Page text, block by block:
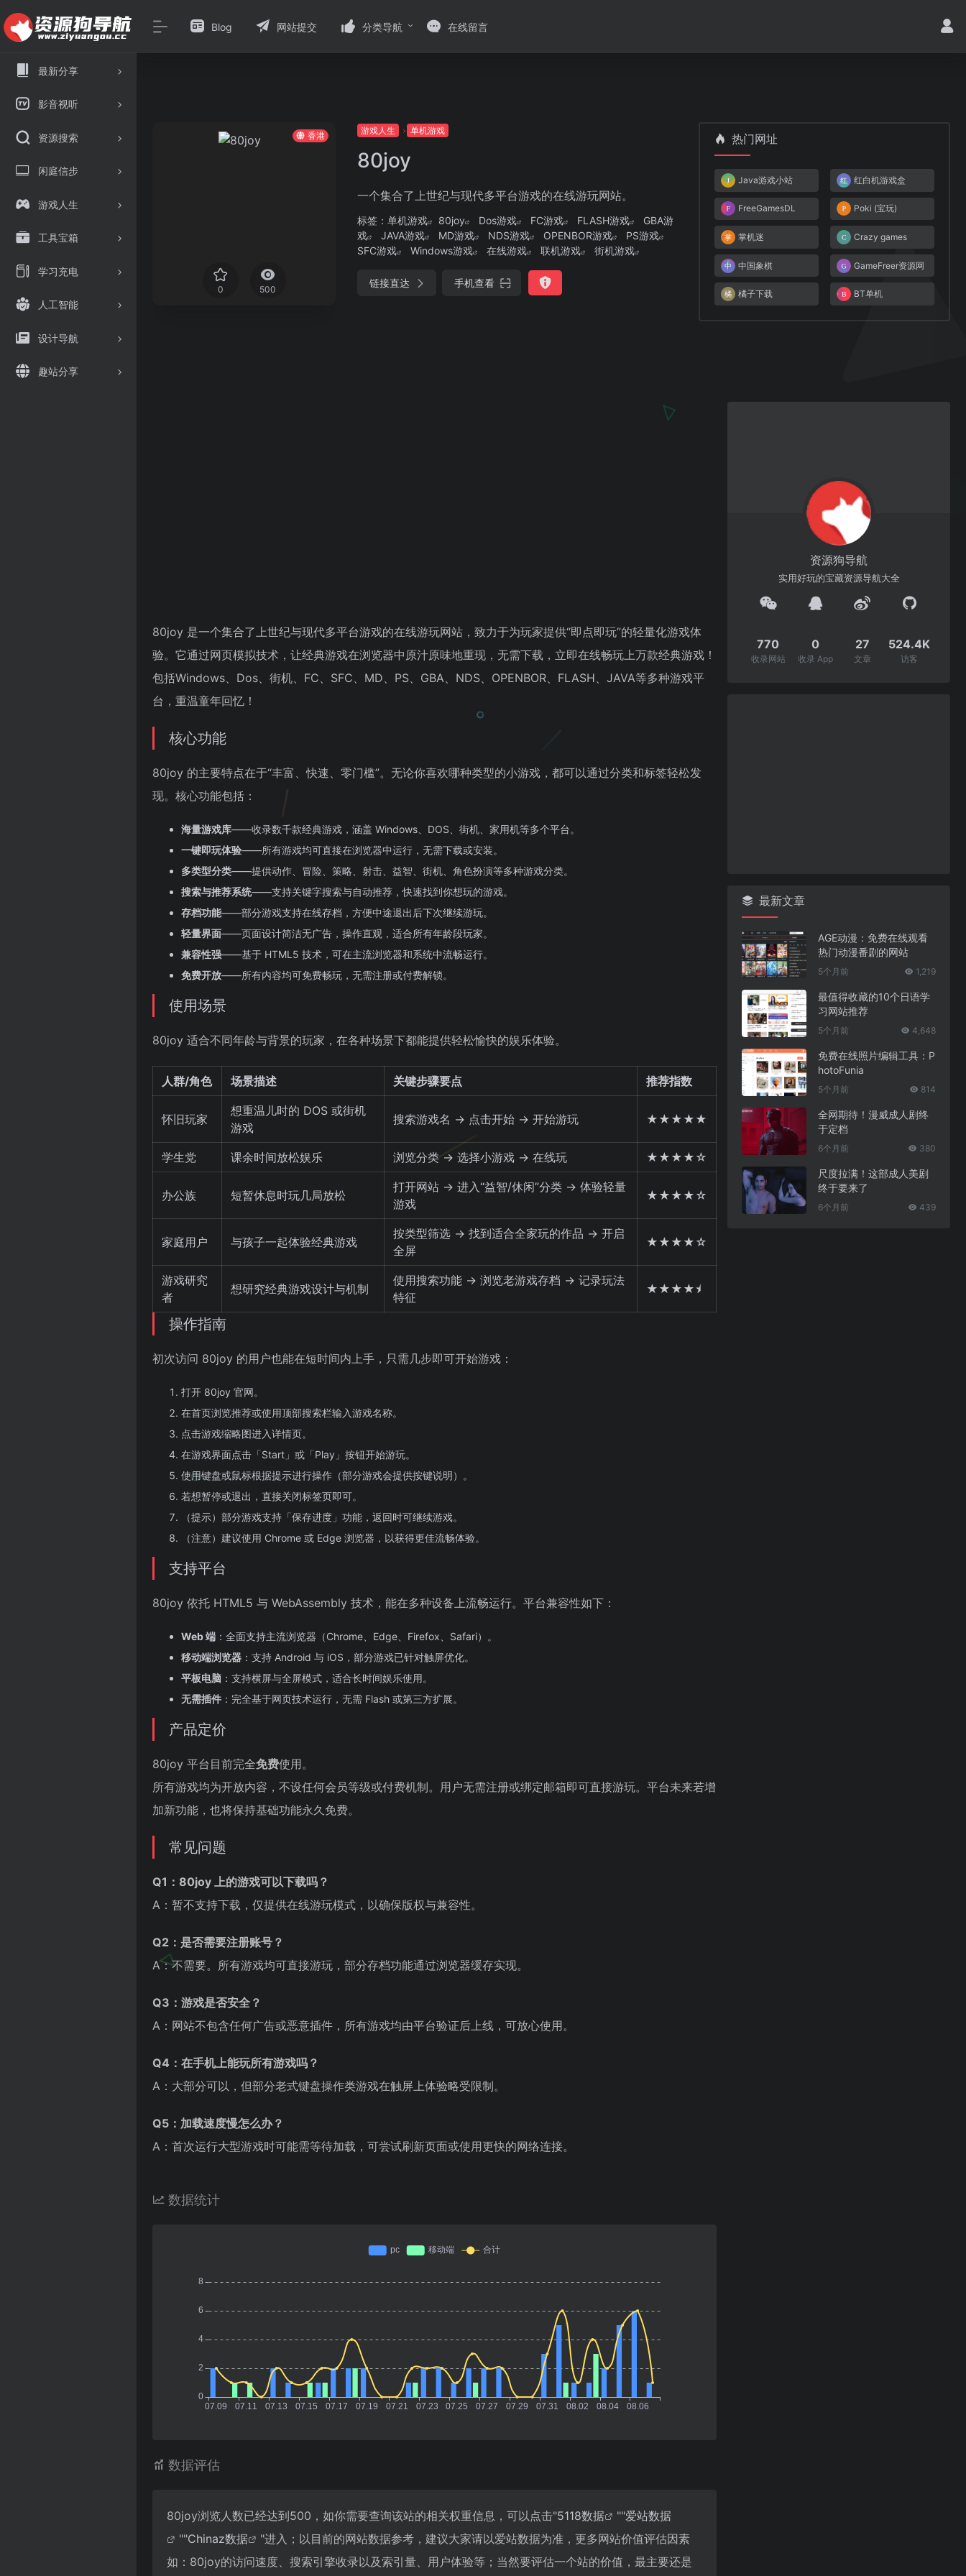
最新分享
影音视听
资源搜索
闲庭信步
游戏人生
工具宝箱
学习充电
人工智能
设计导航
趣站分享
Blog 网站提交 分类导航 在线留言
香港
0 500
游戏人生 单机游戏
80joy
一个集合了上世纪与现代多平台游戏的在线游玩网站。
标签： 单机游戏 80joy Dos游戏 FC游戏 FLASH游戏
GBA游
戏
JAVA游戏 MD游戏 NDS游戏 OPENBOR游戏
PS游戏
SFC游戏
Windows游戏 在线游戏 联机游戏 街机游戏
链接直达 手机查看
热门网址
Java游戏小站 红白机游戏盒
FreeGamesDL Poki (宝玩)
掌机迷 Crazy games
中国象棋 GameFreer资源网
橘子下载 BT单机
80joy 是一个集合了上世纪与现代多平台游戏的在线游玩网站，致力于为玩家提供“即点即玩”的轻量化游戏体
验。它通过网页模拟技术，让经典游戏在浏览器中原汁原味地重现，无需下载，立即在线畅玩上万款经典游戏！
包括Windows、Dos、街机、FC、SFC、MD、PS、GBA、NDS、OPENBOR、FLASH、JAVA等多种游戏平
台，重温童年回忆！
核心功能
80joy 的主要特点在于“丰富、快速、零门槛”。无论你喜欢哪种类型的小游戏，都可以通过分类和标签轻松发
现。核心功能包括：
海量游戏库——收录数千款经典游戏，涵盖 Windows、DOS、街机、家用机等多个平台。
一键即玩体验——所有游戏均可直接在浏览器中运行，无需下载或安装。
多类型分类——提供动作、冒险、策略、射击、益智、街机、角色扮演等多种游戏分类。
搜索与推荐系统——支持关键字搜索与自动推荐，快速找到你想玩的游戏。
存档功能——部分游戏支持在线存档，方便中途退出后下次继续游玩。
轻量界面——页面设计简洁无广告，操作直观，适合所有年龄段玩家。
兼容性强——基于 HTML5 技术，可在主流浏览器和系统中流畅运行。
免费开放——所有内容均可免费畅玩，无需注册或付费解锁。
使用场景
80joy 适合不同年龄与背景的玩家，在各种场景下都能提供轻松愉快的娱乐体验。
人群/角色 场景描述 关键步骤要点 推荐指数
怀旧玩家
想重温儿时的 DOS 或街机
游戏
搜索游戏名 → 点击开始 → 开始游玩 ★★★★★
学生党 课余时间放松娱乐 浏览分类 → 选择小游戏 → 在线玩 ★★★★☆
办公族 短暂休息时玩几局放松
打开网站 → 进入“益智/休闲”分类 → 体验轻量
游戏
★★★★☆
家庭用户 与孩子一起体验经典游戏
按类型筛选 → 找到适合全家玩的作品 → 开启
全屏
★★★★☆
游戏研究
者
想研究经典游戏设计与机制
使用搜索功能 → 浏览老游戏存档 → 记录玩法
特征
★★★★⯨
操作指南
初次访问 80joy 的用户也能在短时间内上手，只需几步即可开始游戏：
打开 80joy 官网。
在首页浏览推荐或使用顶部搜索栏输入游戏名称。
点击游戏缩略图进入详情页。
在游戏界面点击「Start」或「Play」按钮开始游玩。
使用键盘或鼠标根据提示进行操作（部分游戏会提供按键说明）。
若想暂停或退出，直接关闭标签页即可。
（提示）部分游戏支持「保存进度」功能，返回时可继续游戏。
（注意）建议使用 Chrome 或 Edge 浏览器，以获得更佳流畅体验。
支持平台
80joy 依托 HTML5 与 WebAssembly 技术，能在多种设备上流畅运行。平台兼容性如下：
Web 端 ：全面支持主流浏览器（Chrome、Edge、Firefox、Safari）。
移动端浏览器 ：支持 Android 与 iOS，部分游戏已针对触屏优化。
平板电脑 ：支持横屏与全屏模式，适合长时间娱乐使用。
无需插件 ：完全基于网页技术运行，无需 Flash 或第三方扩展。
产品定价
80joy 平台目前完全免费使用。
所有游戏均为开放内容，不设任何会员等级或付费机制。用户无需注册或绑定邮箱即可直接游玩。平台未来若增
加新功能，也将保持基础功能永久免费。
常见问题
Q1：80joy 上的游戏可以下载吗？
A：暂不支持下载，仅提供在线游玩模式，以确保版权与兼容性。
Q2：是否需要注册账号？
A：不需要。所有游戏均可直接游玩，部分存档功能通过浏览器缓存实现。
Q3：游戏是否安全？
A：网站不包含任何广告或恶意插件，所有游戏均由平台验证后上线，可放心使用。
Q4：在手机上能玩所有游戏吗？
A：大部分可以，但部分老式键盘操作类游戏在触屏上体验略受限制。
Q5：加载速度慢怎么办？
A：首次运行大型游戏时可能需等待加载，可尝试刷新页面或使用更快的网络连接。
数据统计
数据评估
80joy浏览人数已经达到500，如你需要查询该站的相关权重信息，可以点击"5118数据 ""爱站数据
""Chinaz数据
"进入；以目前的网站数据参考，建议大家请以爱站数据为准，更多网站价值评估因素
如：80joy的访问速度、搜索引擎收录以及索引量、用户体验等；当然要评估一个站的价值，最主要还是
资源狗导航
实用好玩的宝藏资源导航大全
770
收录网站
0
收录 App
27
文章
524.4K
访客
最新文章
AGE动漫：免费在线观看
热门动漫番剧的网站
5个月前 1,219
最值得收藏的10个日语学
习网站推荐
5个月前 4,648
免费在线照片编辑工具：P
hotoFunia
5个月前 814
全网期待！漫威成人剧终
于定档
6个月前 380
尺度拉满！这部成人美剧
终于要来了
6个月前 439